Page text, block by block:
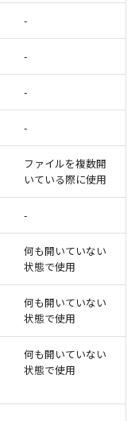
-
-
-
-
ファイルを複数開
いている際に使用
-
何も開いていない
状態で使用
何も開いていない
状態で使用
何も開いていない
状態で使用